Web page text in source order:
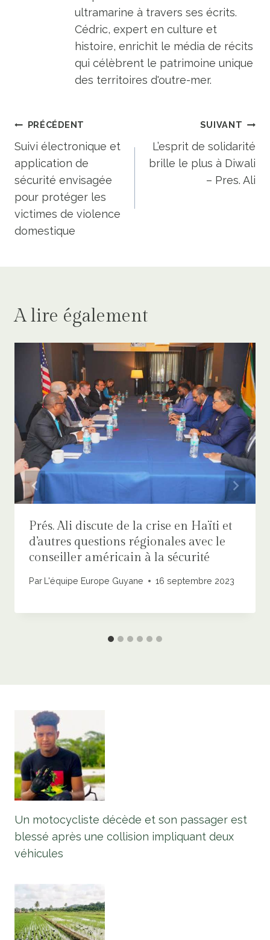
ultramarine à travers ses écrits.
Cédric, expert en culture et
histoire, enrichit le média de récits
qui célèbrent le patrimoine unique
des territoires d'outre-mer.
Navigation
de
l’article
PRÉCÉDENT
Suivi électronique et
application de
sécurité envisagée
pour protéger les
victimes de violence
domestique
SUIVANT
L’esprit de solidarité
brille le plus à Diwali
– Pres. Ali
A lire également
Prés. Ali discute de la crise en Haïti et
d’autres questions régionales avec le
conseiller américain à la sécurité
Par L'équipe Europe Guyane 16 septembre 2023
Un motocycliste décède et son passager est
blessé après une collision impliquant deux
véhicules